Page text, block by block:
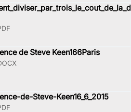
de Steve Keen166Paris
de-Steve-Keen16_6_2015